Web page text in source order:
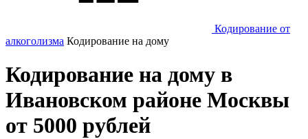
Кодирование от
алкоголизма Кодирование на дому
Кодирование на дому в
Ивановском районе Москвы
от 5000 рублей